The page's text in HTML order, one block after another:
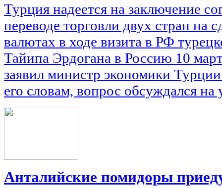
Турция надеется на заключение
переводе торговли двух стран на
валютах в ходе визита в РФ
Тайипа Эрдогана в Россию 10
заявил министр экономики
его словам, вопрос обсуждался на
Анталийские помидоры